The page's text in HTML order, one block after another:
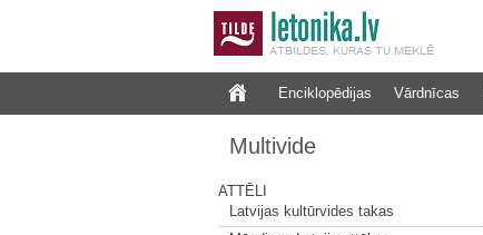
Enciklopēdijas Vārdnīcas
Multivide
ATTĒLI
Latvijas kultūrvides takas